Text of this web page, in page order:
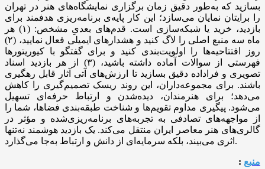
بسازید که به‌طور دقیق زمان برگزاری نمایشگاه‌های هنر در تهران
را برایتان نمایان می‌سازد؛ این کار پایه‌ی برنامه‌ریزی هدفمند برای
بازدید، خرید یا شبکه‌سازی است. قدم‌های بعدیِ مشخص: (۱) هر
ماه سه منبع اصلی را لاگ کنید و هشدارهای ایمیلی فعال نمایید، (۲)
روز افتتاحیه‌ها را اولویت‌بندی کنید و برای گفتگو با کیوریتورها
فهرستی از سوالات آماده داشته باشید، (۳) از هر بازدید اسناد
تصویری و فراداده دقیق بسازید تا ارزش‌های آتی آثار قابل رهگیری
باشند. برای مجموعه‌داران، این روند ریسک تصمیم‌گیری را کاهش
می‌دهد؛ برای هنرمندان، دیده‌شدن و ارتباط حرفه‌ای تسهیل
می‌شود. پیگیری مداوم تقویم‌ها و شناخت طبقه‌بندی فضاها، شما را
از مواجهه‌های تصادفی به تجربه‌های برنامه‌ریزی‌شده و مؤثر در
گالری‌های هنر معاصر ایران منتقل می‌کند. یک بازدید هوشمند نه‌تنها
اثری می‌بیند، بلکه سرمایه‌ای از دانش و ارتباط به‌جا می‌گذارد.
منبع :